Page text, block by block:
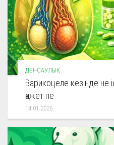
ДЕНСАУЛЫҚ
Варикоцеле кезінде не
қажет пе
14.01.2026